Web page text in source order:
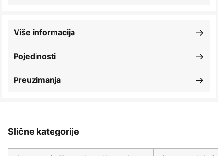
Pojedinosti
Više informacija
Preuzimanja
Slične kategorije